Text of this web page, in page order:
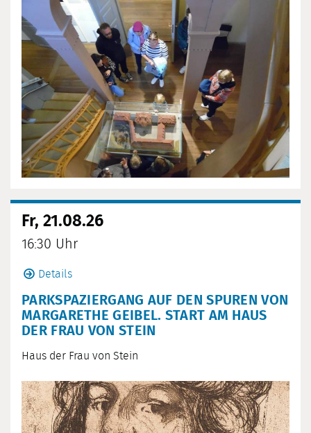
Fr, 21.08.26
16:30 Uhr
Details
PARKSPAZIERGANG AUF DEN SPUREN VON
MARGARETHE GEIBEL. START AM HAUS
DER FRAU VON STEIN
Haus der Frau von Stein